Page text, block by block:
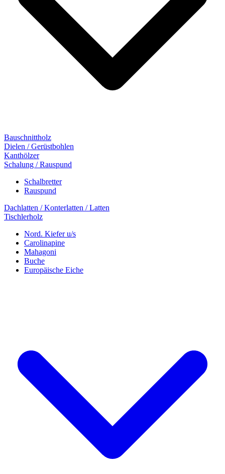
Bauschnittholz
Dielen / Gerüstbohlen
Kanthölzer
Schalung / Rauspund
Schalbretter
Rauspund
Dachlatten / Konterlatten / Latten
Tischlerholz
Nord. Kiefer u/s
Carolinapine
Mahagoni
Buche
Europäische Eiche